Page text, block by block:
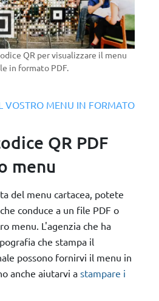
VOSTRO MENU IN FORMATO
QR PDF
menu
del menu cartacea, potete
conduce a un file PDF o
menu. L'agenzia che ha
che stampa il
possono fornirvi il menu in
anche aiutarvi a stampare i
QR per visualizzare il menu
in formato PDF.